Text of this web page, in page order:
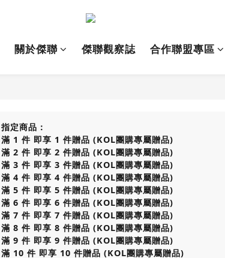
關於傑聯 傑聯觀察誌 合作聯盟專區
指定商品：
滿 1 件 即享 1 件贈品 (KOL團購專屬贈品)
滿 2 件 即享 2 件贈品 (KOL團購專屬贈品)
滿 3 件 即享 3 件贈品 (KOL團購專屬贈品)
滿 4 件 即享 4 件贈品 (KOL團購專屬贈品)
滿 5 件 即享 5 件贈品 (KOL團購專屬贈品)
滿 6 件 即享 6 件贈品 (KOL團購專屬贈品)
滿 7 件 即享 7 件贈品 (KOL團購專屬贈品)
滿 8 件 即享 8 件贈品 (KOL團購專屬贈品)
滿 9 件 即享 9 件贈品 (KOL團購專屬贈品)
滿 10 件 即享 10 件贈品 (KOL團購專屬贈品)